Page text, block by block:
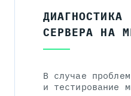
ДИАГНОСТИКА
СЕРВЕРА НА
В случае
и тестирование